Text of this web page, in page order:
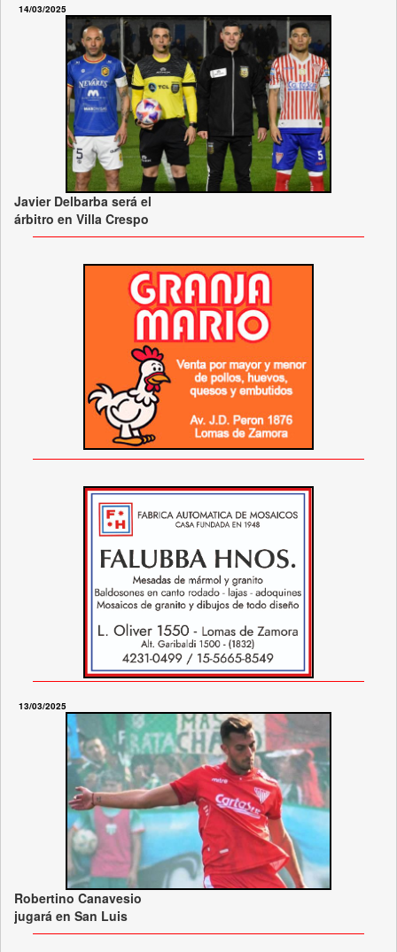
14/03/2025
Javier Delbarba será el
árbitro en Villa Crespo
13/03/2025
Robertino Canavesio
jugará en San Luis